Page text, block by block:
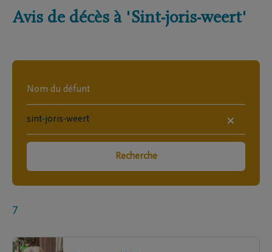
Avis de décès à 'Sint-joris-weert'
×
Recherche
7